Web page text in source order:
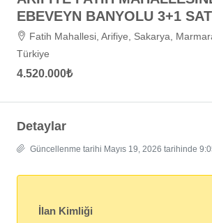
EBEVEYN BANYOLU 3+1
Fatih Mahallesi, Arifiye, Sakarya,
Türkiye
4.520.000₺
Detaylar
Güncellenme tarihi Mayıs 19, 2026 tarihinde
İlan Kimliği